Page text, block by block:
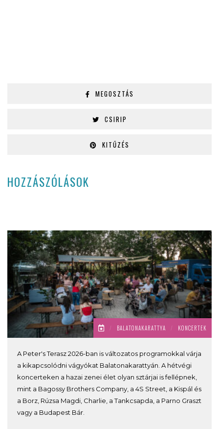
MEGOSZTÁS
CSIRIP
KITŰZÉS
HOZZÁSZÓLÁSOK
/ BALATONAKARATTYA / KONCERTEK
A Peter's Terasz 2026-ban is változatos programokkal várja
a kikapcsolódni vágyókat Balatonakarattyán. A hétvégi
koncerteken a hazai zenei élet olyan sztárjai is fellépnek,
mint a Bagossy Brothers Company, a 4S Street, a Kispál és
a Borz, Rúzsa Magdi, Charlie, a Tankcsapda, a Parno Graszt
vagy a Budapest Bár.